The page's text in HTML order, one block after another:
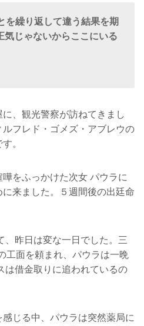
を繰り返して違う結果を期
じゃないからここにいる
、観光警察が訪ねてきまし
フレド・ゴメズ・アブレウの
。
をふっかけた次女 パウラに
来ました。５週間後の出廷命
、昨日は変な一日でした。三
工面を頼まれ、パウラは一晩
は借金取りに追われているの
じる中、パウラは突然薬局に